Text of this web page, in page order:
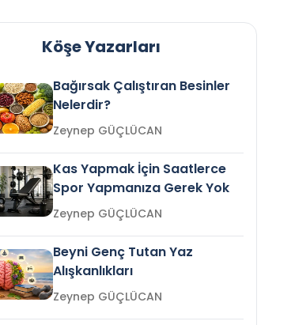
Köşe Yazarları
Bağırsak Çalıştıran Besinler
Nelerdir?
Zeynep GÜÇLÜCAN
Kas Yapmak İçin Saatlerce
Spor Yapmanıza Gerek Yok
Zeynep GÜÇLÜCAN
Beyni Genç Tutan Yaz
Alışkanlıkları
Zeynep GÜÇLÜCAN